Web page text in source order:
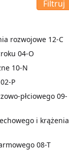
rozwojowe 12-C
04-O
10-N
P
płciowego 09-
i krążenia
08-T